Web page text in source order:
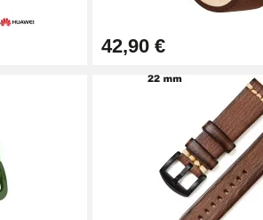
Ajouter au panier
Ajouter au panier
42,90 €